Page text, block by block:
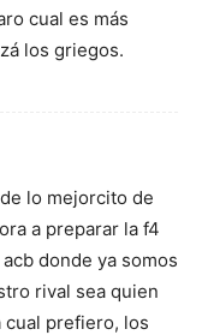
cual es más
los griegos.
lo mejorcito de
a preparar la f4
donde ya somos
rival sea quien
cual prefiero, los